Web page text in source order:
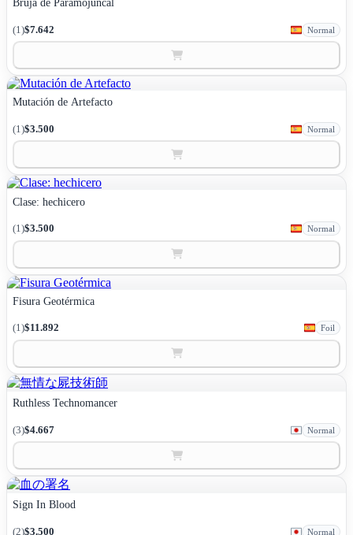
(1)$7.642 Normal
Mutación de Artefacto
(1)$3.500 Normal
Clase: hechicero
(1)$3.500 Normal
Fisura Geotérmica
(1)$11.892 Foil
Ruthless Technomancer
(3)$4.667 Normal
Sign In Blood
(2)$3.500 Normal